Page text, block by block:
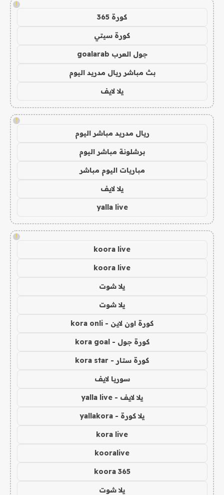
!
كورة 365
كورة سيتي
جول العرب goalarab
بث مباشر ريال مدريد اليوم
يلا لايف
!
ريال مدريد مباشر اليوم
برشلونة مباشر اليوم
مباريات اليوم مباشر
يلا لايف
yalla live
!
koora live
koora live
يلا شوت
يلا شوت
كورة اون لاين - kora onli
كورة جول - kora goal
كورة ستار - kora star
سوريا لايف
يلا لايف - yalla live
يلا كورة - yallakora
kora live
kooralive
koora 365
يلا شوت